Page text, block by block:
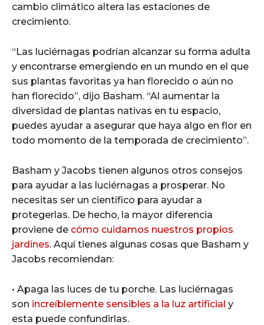
cambio climático altera las estaciones de
crecimiento.
“Las luciérnagas podrían alcanzar su forma adulta
y encontrarse emergiendo en un mundo en el que
sus plantas favoritas ya han florecido o aún no
han florecido”, dijo Basham. “Al aumentar la
diversidad de plantas nativas en tu espacio,
puedes ayudar a asegurar que haya algo en flor en
todo momento de la temporada de crecimiento”.
Basham y Jacobs tienen algunos otros consejos
para ayudar a las luciérnagas a prosperar. No
necesitas ser un científico para ayudar a
protegerlas. De hecho, la mayor diferencia
proviene de cómo cuidamos nuestros propios
jardines. Aquí tienes algunas cosas que Basham y
Jacobs recomiendan:
• Apaga las luces de tu porche. Las luciérnagas
son increíblemente sensibles a la luz artificial y
esta puede confundirlas.